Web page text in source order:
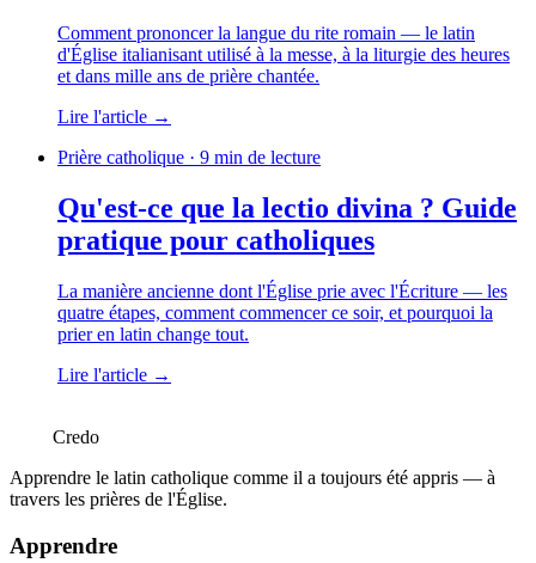
Comment prononcer la langue du rite romain — le latin
d'Église italianisant utilisé à la messe, à la liturgie des heures
et dans mille ans de prière chantée.
Lire l'article →
Prière catholique · 9 min de lecture
Qu'est-ce que la lectio divina ? Guide
pratique pour catholiques
La manière ancienne dont l'Église prie avec l'Écriture — les
quatre étapes, comment commencer ce soir, et pourquoi la
prier en latin change tout.
Lire l'article →
Credo
Apprendre le latin catholique comme il a toujours été appris — à
travers les prières de l'Église.
Apprendre